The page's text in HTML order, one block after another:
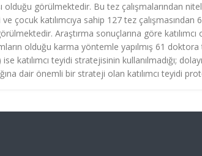
olduğu görülmektedir. Bu tez çalışmalarından
çocuk katılımcıya sahip 127 tez
Araştırma sonuçlarına göre
olduğu karma yöntemle yapılmış 61 doktora
katılımcı teyidi stratejisinin kullanılmadığı;
dair önemli bir strateji olan katılımcı teyidi